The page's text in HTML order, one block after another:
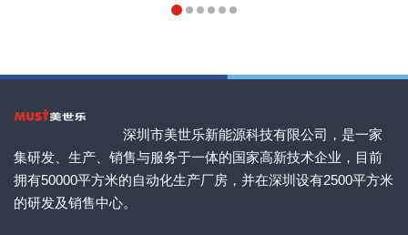
深圳市美世乐新能源科技有限公司，是一家
集研发、生产、销售与服务于一体的国家高新技术企业，目前
拥有50000平方米的自动化生产厂房，并在深圳设有2500平方米
的研发及销售中心。